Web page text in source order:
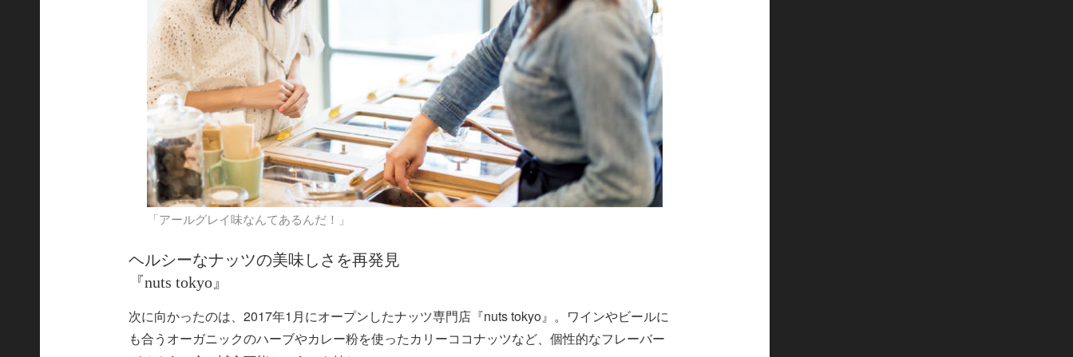
「アールグレイ味なんてあるんだ！」
ヘルシーなナッツの美味しさを再発見
『nuts tokyo』
次に向かったのは、2017年1月にオープンしたナッツ専門店『nuts tokyo』。ワインやビールに
も合うオーガニックのハーブやカレー粉を使ったカリーココナッツなど、個性的なフレーバー